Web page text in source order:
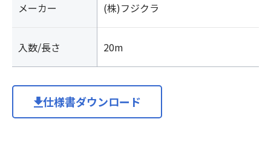
同
ジ
ク
ラ
メーカー (株)フジクラ
入数/長さ 20m
仕様書ダウンロード